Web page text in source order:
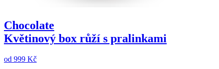
Chocolate
Květinový box růží s pralinkami
od 999 Kč